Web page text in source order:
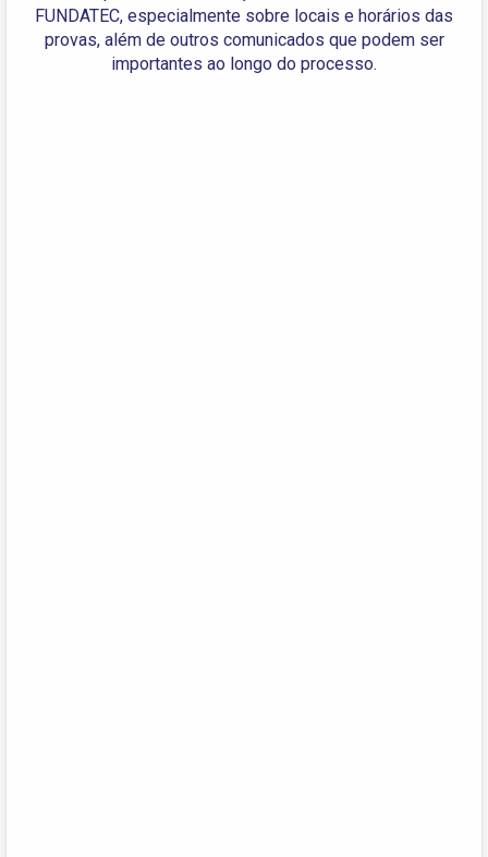
FUNDATEC, especialmente sobre locais e horários das
provas, além de outros comunicados que podem ser
importantes ao longo do processo.